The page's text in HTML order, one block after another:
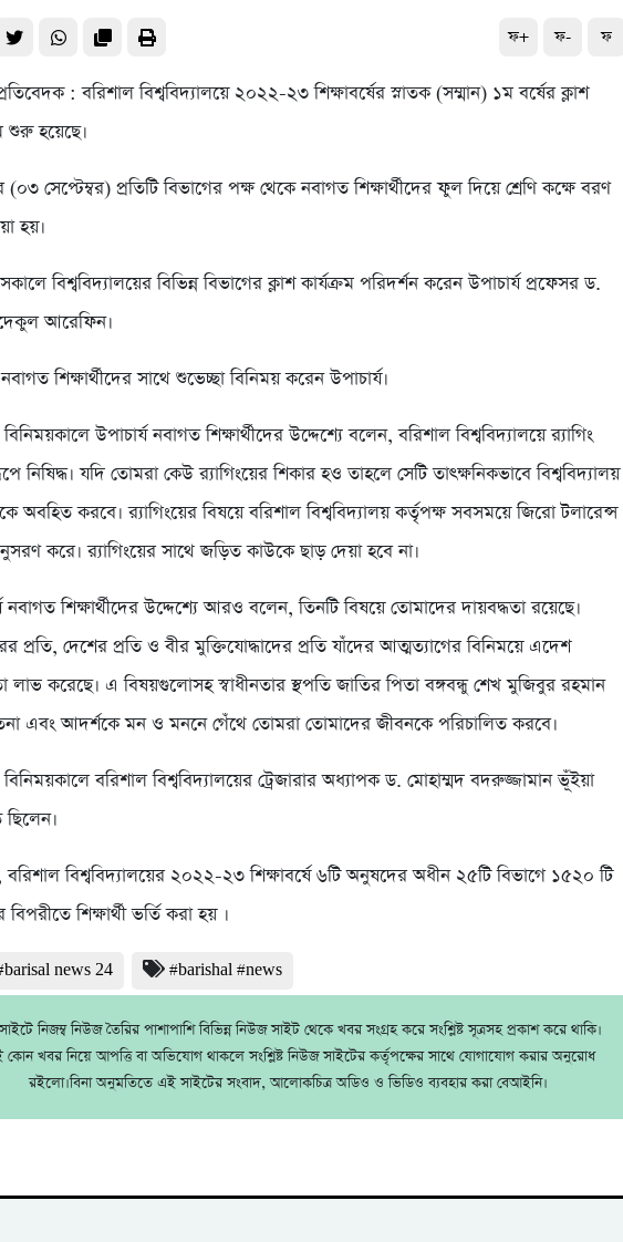
ফ+ ফ- ফ
: বরিশাল বিশ্ববিদ্যালয়ে ২০২২-২৩ শিক্ষাবর্ষের স্নাতক (সম্মান) ১ম বর্ষের ক্লাশ
শুরু হয়েছে।
(০৩ সেপ্টেম্বর) প্রতিটি বিভাগের পক্ষ থেকে নবাগত শিক্ষার্থীদের ফুল দিয়ে শ্রেণি কক্ষে বরণ
হয়।
বিশ্ববিদ্যালয়ের বিভিন্ন বিভাগের ক্লাশ কার্যক্রম পরিদর্শন করেন উপাচার্য প্রফেসর ড.
আরেফিন।
শিক্ষার্থীদের সাথে শুভেচ্ছা বিনিময় করেন উপাচার্য।
উপাচার্য নবাগত শিক্ষার্থীদের উদ্দেশ্যে বলেন, বরিশাল বিশ্ববিদ্যালয়ে র‌্যাগিং
নিষিদ্ধ। যদি তোমরা কেউ র‌্যাগিংয়ের শিকার হও তাহলে সেটি তাৎক্ষনিকভাবে বিশ্ববিদ্যালয়
অবহিত করবে। র‌্যাগিংয়ের বিষয়ে বরিশাল বিশ্ববিদ্যালয় কর্তৃপক্ষ সবসময়ে জিরো টলারেন্স
করে। র‌্যাগিংয়ের সাথে জড়িত কাউকে ছাড় দেয়া হবে না।
নবাগত শিক্ষার্থীদের উদ্দেশ্যে আরও বলেন, তিনটি বিষয়ে তোমাদের দায়বদ্ধতা রয়েছে।
প্রতি, দেশের প্রতি ও বীর মুক্তিযোদ্ধাদের প্রতি যাঁদের আত্মত্যাগের বিনিময়ে এদেশ
লাভ করেছে। এ বিষয়গুলোসহ স্বাধীনতার স্থপতি জাতির পিতা বঙ্গবন্ধু শেখ মুজিবুর রহমান
এবং আদর্শকে মন ও মননে গেঁথে তোমরা তোমাদের জীবনকে পরিচালিত করবে।
বিনিময়কালে বরিশাল বিশ্ববিদ্যালয়ের ট্রেজারার অধ্যাপক ড. মোহাম্মদ বদরুজ্জামান ভূঁইয়া
ছিলেন।
বরিশাল বিশ্ববিদ্যালয়ের ২০২২-২৩ শিক্ষাবর্ষে ৬টি অনুষদের অধীন ২৫টি বিভাগে ১৫২০ টি
শিক্ষার্থী ভর্তি করা হয় ।
news 24 #barishal #news
নিজম্ব নিউজ তৈরির পাশাপাশি বিভিন্ন নিউজ সাইট থেকে খবর সংগ্রহ করে সংশ্লিষ্ট সূত্রসহ প্রকাশ করে থাকি।
কোন খবর নিয়ে আপত্তি বা অভিযোগ থাকলে সংশ্লিষ্ট নিউজ সাইটের কর্তৃপক্ষের সাথে যোগাযোগ করার অনুরোধ
রইলো।বিনা অনুমতিতে এই সাইটের সংবাদ, আলোকচিত্র অডিও ও ভিডিও ব্যবহার করা বেআইনি।